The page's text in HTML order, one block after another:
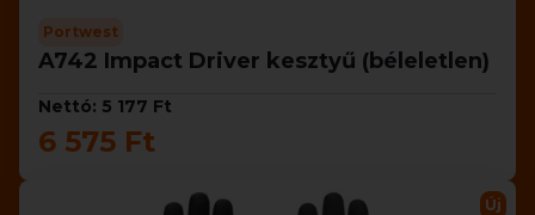
Portwest
A742 Impact Driver kesztyű (béleletlen)
Nettó: 5 177 Ft
6 575 Ft
Új